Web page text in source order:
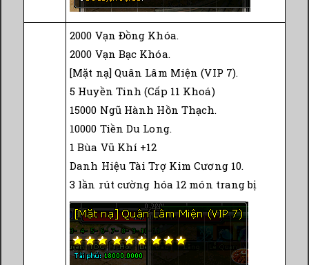
2000 Vạn Đồng Khóa.
2000 Vạn Bạc Khóa.
[Mặt nạ] Quân Lâm Miện (VIP 7).
5 Huyền Tinh (Cấp 11 Khoá)
15000 Ngũ Hành Hồn Thạch.
10000 Tiền Du Long.
1 Bùa Vũ Khí +12
Danh Hiệu Tài Trợ Kim Cương 10.
3 lần rút cường hóa 12 món trang bị